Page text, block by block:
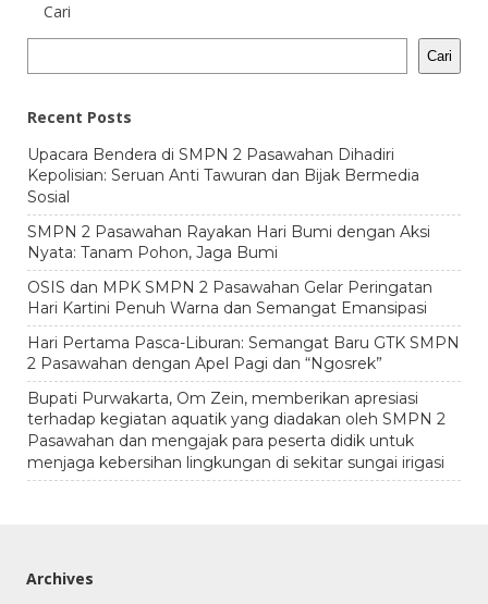
Cari
Cari
Recent Posts
Upacara Bendera di SMPN 2 Pasawahan Dihadiri
Kepolisian: Seruan Anti Tawuran dan Bijak Bermedia
Sosial
SMPN 2 Pasawahan Rayakan Hari Bumi dengan Aksi
Nyata: Tanam Pohon, Jaga Bumi
OSIS dan MPK SMPN 2 Pasawahan Gelar Peringatan
Hari Kartini Penuh Warna dan Semangat Emansipasi
Hari Pertama Pasca-Liburan: Semangat Baru GTK SMPN
2 Pasawahan dengan Apel Pagi dan “Ngosrek”
Bupati Purwakarta, Om Zein, memberikan apresiasi
terhadap kegiatan aquatik yang diadakan oleh SMPN 2
Pasawahan dan mengajak para peserta didik untuk
menjaga kebersihan lingkungan di sekitar sungai irigasi
Archives